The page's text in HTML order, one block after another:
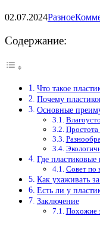
02.07.2024Разное
Содержание:
Что такое
Почему
Основные
Где пластиковые
Совет по
Как ухаживать
Есть ли у
Заключение
Похожие